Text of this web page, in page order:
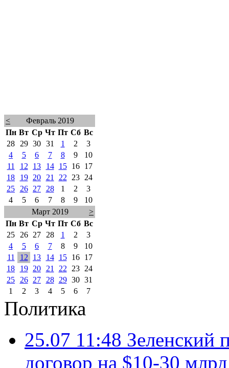
<
Февраль 2019
Пн Вт Ср Чт Пт Сб Вс
28
29 30 31 1 2
3
4
5 6 7 8 9
10
11
12 13 14 15 16
17
18
19 20 21 22 23
24
25
26 27 28 1 2
3
4
5 6 7 8 9
10
Март 2019
>
Пн Вт Ср Чт Пт Сб Вс
25
26 27 28 1 2
3
4
5 6 7 8 9
10
11
12 13 14 15 16
17
18
19 20 21 22 23
24
25
26 27 28 29 30 31
1
2 3 4 5 6 7
Политика
25.07 11:48 Зеленский
договор на $10-30